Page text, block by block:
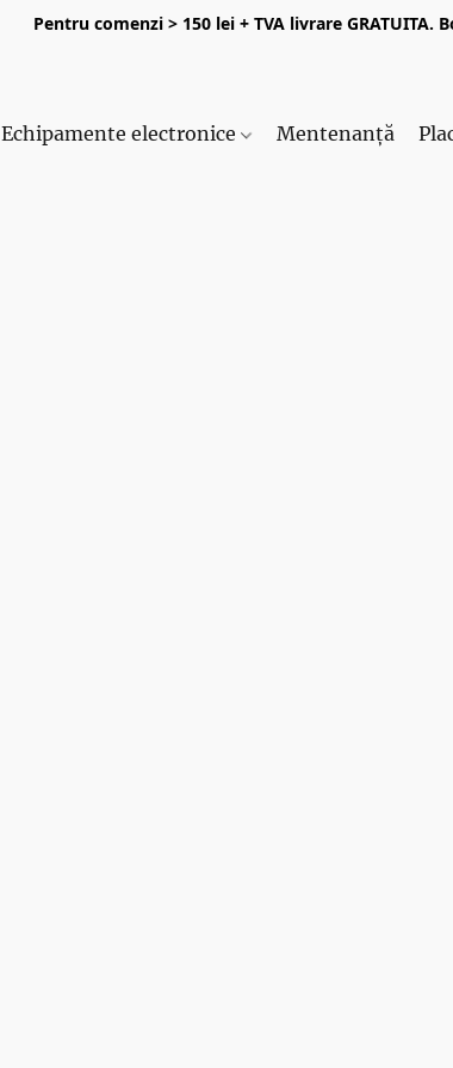
Pentru comenzi > 150 lei + TVA livrare
Echipamente electronice Mentenanță